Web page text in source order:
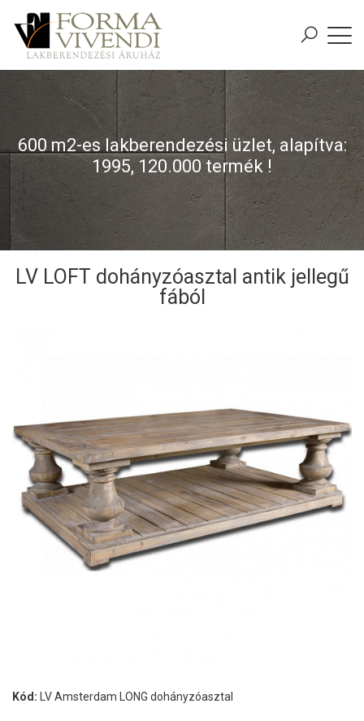
600 m2-es lakberendezési üzlet, alapítva:
1995, 120.000 termék !
LV LOFT dohányzóasztal antik jellegű
fából
Kód: LV Amsterdam LONG dohányzóasztal